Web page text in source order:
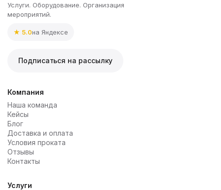
Услуги. Оборудование. Организация
мероприятий.
★ 5.0на Яндексе
Подписаться на рассылку
Компания
Наша команда
Кейсы
Блог
Доставка и оплата
Условия проката
Отзывы
Контакты
Услуги